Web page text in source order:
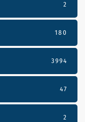
2
180
3994
47
2